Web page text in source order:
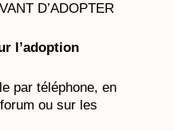
D’ADOPTER
l’adoption
par téléphone, en
ou sur les